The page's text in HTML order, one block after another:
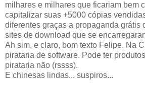
milhares e milhares que ficariam bem
capitalizar suas +5000 cópias
diferentes graças a propaganda grátis
sites de download que se
Ah sim, e claro, bom texto Felipe. Na
pirataria de software. Pode ter
pirataria não (rssss).
E chinesas lindas... suspiros...